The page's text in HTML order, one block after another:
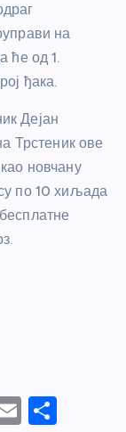
на
ће од 1.
ђака.
Дејан
Трстеник ове
новчану
по 10 хиљада
E